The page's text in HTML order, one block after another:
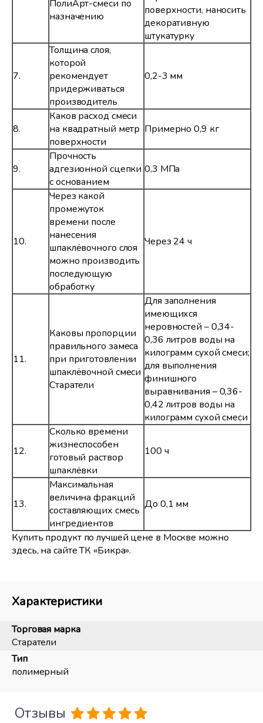
ПолиАрт-смеси по
назначению
поверхности, наносить
декоративную
штукатурку
7.
Толщина слоя,
которой
рекомендует
придерживаться
производитель
0,2-3 мм
8.
Каков расход смеси
на квадратный метр
поверхности
Примерно 0,9 кг
9.
Прочность
адгезионной сцепки
с основанием
0,3 МПа
10.
Через какой
промежуток
времени после
нанесения
шпаклёвочного слоя
можно производить
последующую
обработку
Через 24 ч
11.
Каковы пропорции
правильного замеса
при приготовлении
шпаклёвочной смеси
Старатели
Для заполнения
имеющихся
неровностей – 0,34-
0,36 литров воды на
килограмм сухой смеси;
для выполнения
финишного
выравнивания – 0,36-
0,42 литров воды на
килограмм сухой смеси
12.
Сколько времени
жизнеспособен
готовый раствор
шпаклёвки
100 ч
13.
Максимальная
величина фракций
составляющих смесь
ингредиентов
До 0,1 мм
Купить продукт по лучшей цене в Москве можно
здесь, на сайте ТК «Бикра».
Характеристики
Торговая марка
Старатели
Тип
полимерный
Отзывы